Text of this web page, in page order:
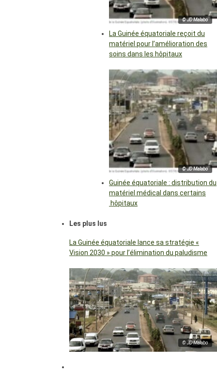
© JD Malabo
La Guinée équatoriale reçoit du
matériel pour l’amélioration des
soins dans les hôpitaux
© JD Malabo
Guinée équatoriale : distribution du
matériel médical dans certains
hôpitaux
Les plus lus
La Guinée équatoriale lance sa stratégie «
Vision 2030 » pour l’élimination du paludisme
© JD Malabo